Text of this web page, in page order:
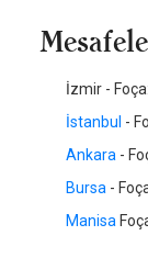
İzmir -
İstanbul -
Ankara -
Bursa -
Manisa